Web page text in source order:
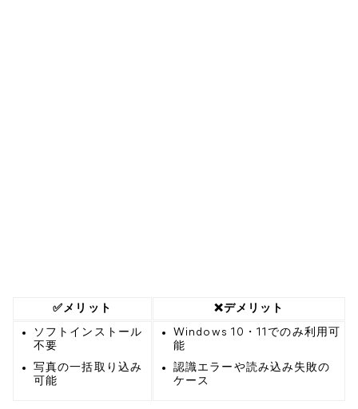
✅メリット
❌デメリット
ソフトインストール
不要
写真の一括取り込み
可能
Windows 10・11でのみ利用可
能
認識エラーや読み込み失敗の
ケース